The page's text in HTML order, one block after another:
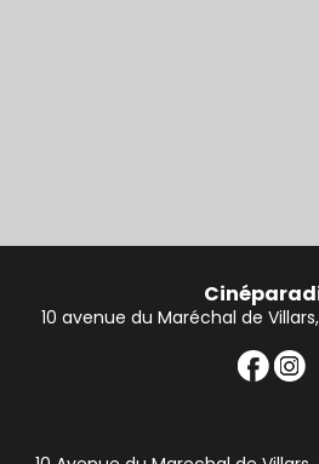
10 avenue du Maréchal de